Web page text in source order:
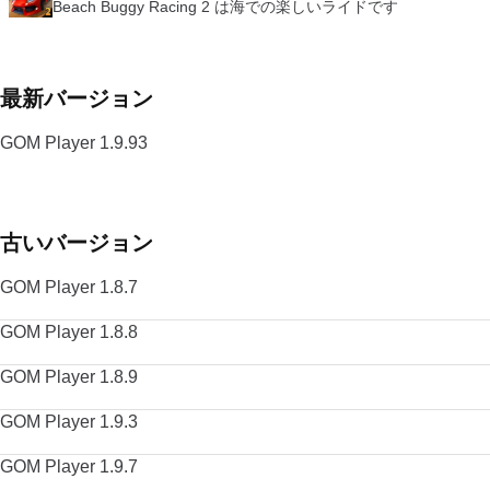
Beach Buggy Racing 2 は海での楽しいライドです
最新バージョン
GOM Player 1.9.93
古いバージョン
GOM Player 1.8.7
GOM Player 1.8.8
GOM Player 1.8.9
GOM Player 1.9.3
GOM Player 1.9.7